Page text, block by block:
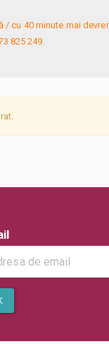
cu 40 minute mai
825 249.